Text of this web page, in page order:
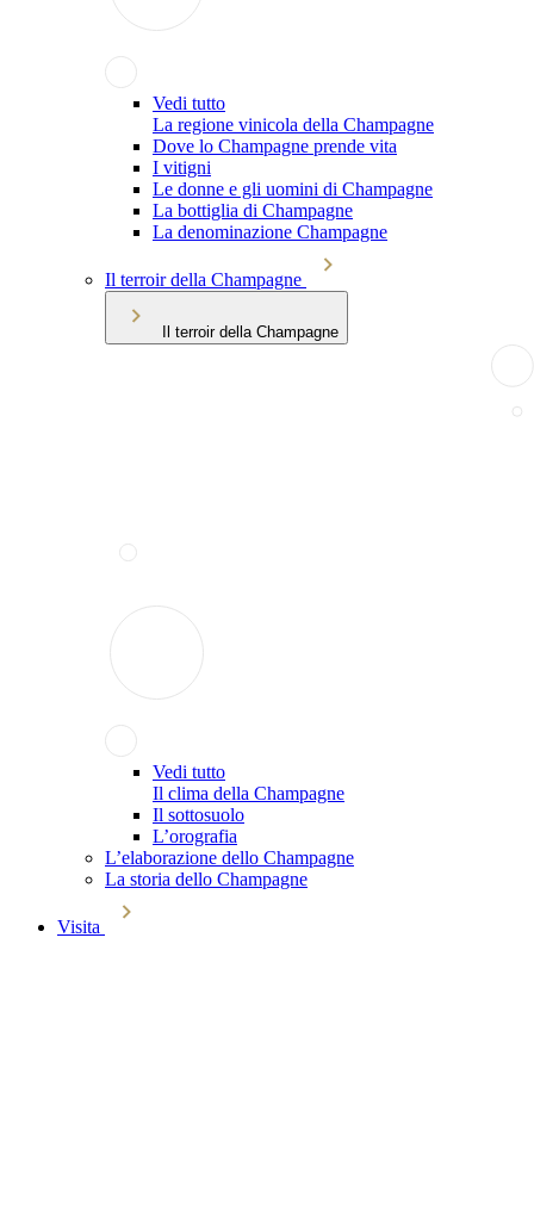
Vedi tutto
La regione vinicola della Champagne
Dove lo Champagne prende vita
I vitigni
Le donne e gli uomini di Champagne
La bottiglia di Champagne
La denominazione Champagne
Il terroir della Champagne
Il terroir della Champagne
Vedi tutto
Il clima della Champagne
Il sottosuolo
L’orografia
L’elaborazione dello Champagne
La storia dello Champagne
Visita